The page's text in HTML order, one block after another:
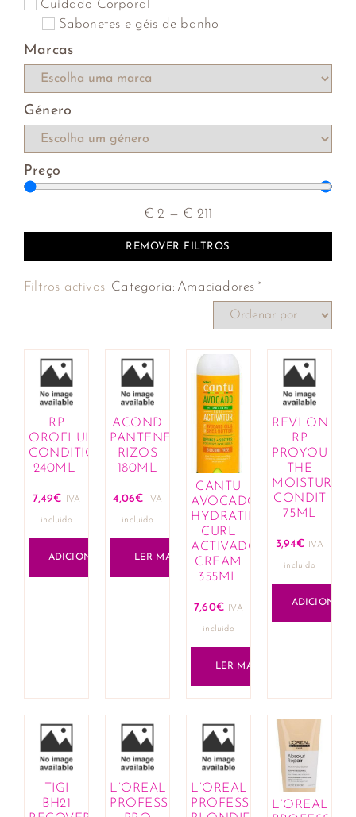
Cuidado Corporal
Sabonetes e géis de banho
Marcas
Género
Preço
€2 — € 211
REMOVER FILTROS
Filtros activos: Categoria: Amaciadores ×
RP
OROFLUIDO
CONDITIONER
240ML
7,49€ IVA
incluido
ADICIONAR
ACOND
PANTENE
RIZOS
180ML
4,06€ IVA
incluido
LER MAIS
CANTU
AVOCADO
HYDRATING
CURL
ACTIVADOR
CREAM
355ML
7,60€ IVA
incluido
LER MAIS
REVLON
RP
PROYOU
THE
CONDIT
75ML
3,94€ IVA
incluido
ADICIONAR
TIGI
BH21
L’OREAL
PROFESSIONNEL
L’OREAL
PROFESSIONNELL’OREAL